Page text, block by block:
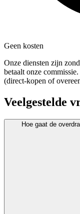
Geen kosten
Onze diensten zijn
betaalt onze
(direct-kopen of
Veelgestelde
Hoe gaat de